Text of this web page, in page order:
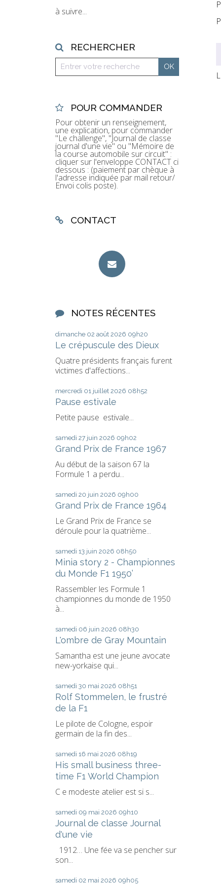
à suivre...
RECHERCHER
POUR COMMANDER
Pour obtenir un renseignement,
une explication, pour commander
"Le challenge", "Journal de classe
journal d'une vie" ou "Mémoire de
la course automobile sur circuit" :
cliquer sur l'enveloppe CONTACT ci
dessous : (paiement par chèque à
l'adresse indiquée par mail retour/
Envoi colis poste).
CONTACT
NOTES RÉCENTES
dimanche 02 août 2026 09h20
Le crépuscule des Dieux
Quatre présidents français furent
victimes d'affections...
mercredi 01 juillet 2026 08h52
Pause estivale
Petite pause estivale...
samedi 27 juin 2026 09h02
Grand Prix de France 1967
Au début de la saison 67 la
Formule 1 a perdu...
samedi 20 juin 2026 09h00
Grand Prix de France 1964
Le Grand Prix de France se
déroule pour la quatrième...
samedi 13 juin 2026 08h50
Minia story 2 - Championnes
du Monde F1 1950’
Rassembler les Formule 1
championnes du monde de 1950
à...
samedi 06 juin 2026 08h30
L'ombre de Gray Mountain
Samantha est une jeune avocate
new-yorkaise qui...
samedi 30 mai 2026 08h51
Rolf Stommelen, le frustré
de la F1
Le pilote de Cologne, espoir
germain de la fin des...
samedi 16 mai 2026 08h19
His small business three-
time F1 World Champion
C e modeste atelier est si s...
samedi 09 mai 2026 09h10
Journal de classe Journal
d'une vie
1912… Une fée va se pencher sur
son...
samedi 02 mai 2026 09h05